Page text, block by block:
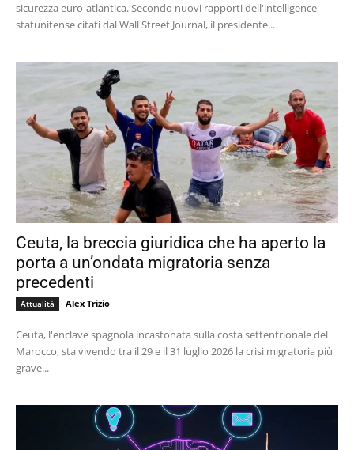
sicurezza euro-atlantica. Secondo nuovi rapporti dell'intelligence
statunitense citati dal Wall Street Journal, il presidente...
Ceuta, la breccia giuridica che ha aperto la
porta a un’ondata migratoria senza
precedenti
Attualità Alex Trizio
Ceuta, l'enclave spagnola incastonata sulla costa settentrionale del
Marocco, sta vivendo tra il 29 e il 31 luglio 2026 la crisi migratoria più
grave...